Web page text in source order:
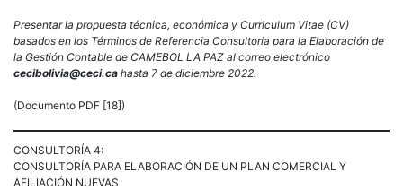
Presentar la propuesta técnica, económica y Curriculum Vitae (CV)
basados en los Términos de Referencia Consultoría para la Elaboración de
la Gestión Contable de CAMEBOL LA PAZ al correo electrónico
cecibolivia@ceci.ca hasta 7 de diciembre 2022.
(Documento PDF [18])
CONSULTORÍA 4:
CONSULTORÍA PARA ELABORACIÓN DE UN PLAN COMERCIAL Y
AFILIACIÓN NUEVAS